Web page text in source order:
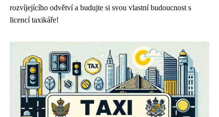
rozvíjejícího odvětví a budujte si svou vlastní budoucnost s
licencí taxikáře!